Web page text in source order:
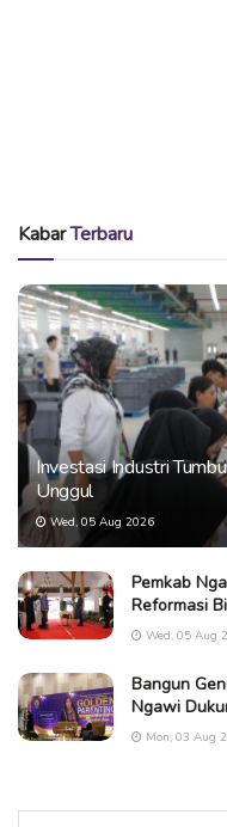
KabarTerbaru
Investasi Industri
Unggul
Wed, 05 Aug 2026
Pemkab
Reformasi
Wed, 05 Aug
Bangun
Ngawi
Mon, 03 Aug